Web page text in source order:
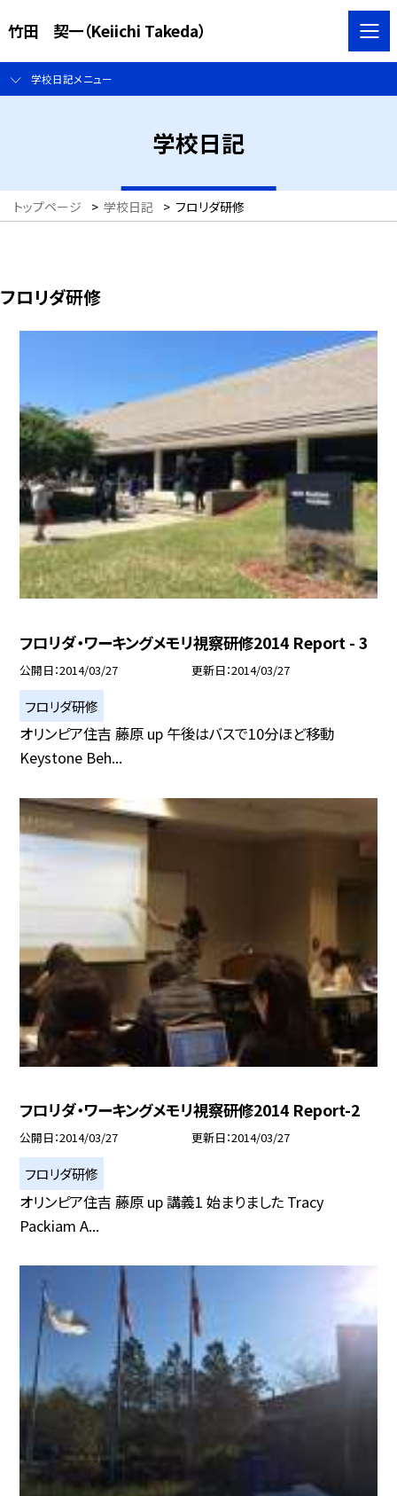
竹田 契一（Keiichi Takeda）
学校日記メニュー
学校日記
トップページ > 学校日記 > フロリダ研修
フロリダ研修
フロリダ・ワーキングメモリ視察研修2014 Report - 3
公開日 2014/03/27 更新日 2014/03/27
フロリダ研修
オリンピア住吉 藤原 up 午後はバスで10分ほど移動
Keystone Beh...
フロリダ・ワーキングメモリ視察研修2014 Report-2
公開日 2014/03/27 更新日 2014/03/27
フロリダ研修
オリンピア住吉 藤原 up 講義1 始まりました Tracy
Packiam A...